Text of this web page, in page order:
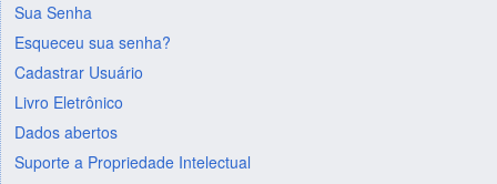
Sua Senha
Esqueceu sua senha?
Cadastrar Usuário
Livro Eletrônico
Dados abertos
Suporte a Propriedade Intelectual